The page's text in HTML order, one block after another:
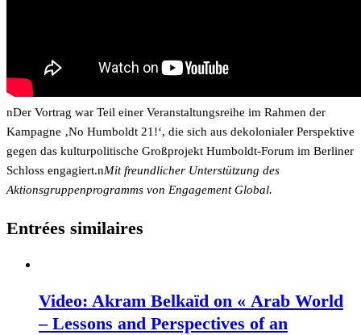
nDer Vortrag war Teil einer Veranstaltungsreihe im Rahmen der
Kampagne ‚No Humboldt 21!‘, die sich aus dekolonialer Perspektive
gegen das kulturpolitische Großprojekt Humboldt-Forum im Berliner
Schloss engagiert.nMit freundlicher Unterstützung des
Aktionsgruppenprogramms von Engagement Global.
Entrées similaires
Video: Akram Belkaïd on « Arab World
– Lessons and Perspectives of an